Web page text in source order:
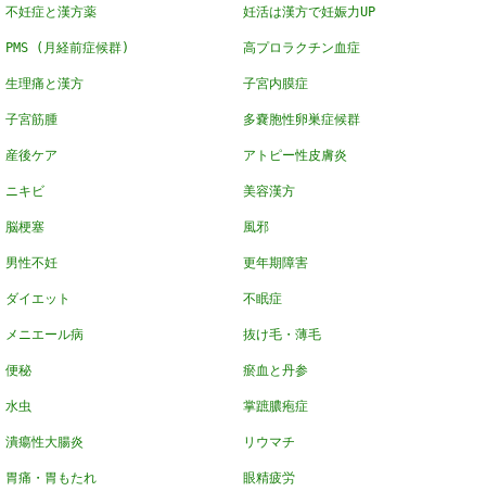
不妊症と漢方薬 妊活は漢方で妊娠力UP
PMS (月経前症候群) 高プロラクチン血症
生理痛と漢方 子宮内膜症
子宮筋腫 多嚢胞性卵巣症候群
産後ケア アトピー性皮膚炎
ニキビ 美容漢方
脳梗塞 風邪
男性不妊 更年期障害
ダイエット 不眠症
メニエール病 抜け毛・薄毛
便秘 瘀血と丹参
水虫 掌蹠膿疱症
潰瘍性大腸炎 リウマチ
胃痛・胃もたれ 眼精疲労